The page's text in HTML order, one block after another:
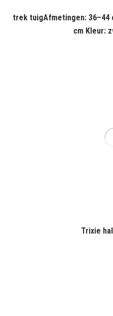
trek tuigAfmetingen: 36–44
cm Kleur:
Trixie